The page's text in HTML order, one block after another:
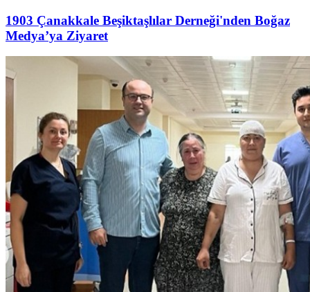
1903 Çanakkale Beşiktaşlılar Derneği'nden Boğaz
Medya’ya Ziyaret